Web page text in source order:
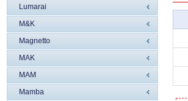
Lumarai
M&K
Magnetto
MAK
MAM
Mamba